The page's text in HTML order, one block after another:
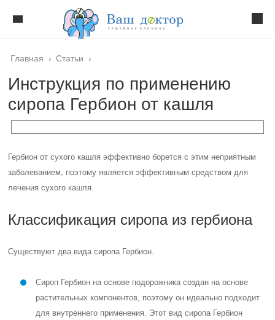
Главная › Статьи ›
Инструкция по применению
сиропа Гербион от кашля
Гербион от сухого кашля эффективно борется с этим неприятным
заболеванием, поэтому является эффективным средством для
лечения сухого кашля.
Классификация сиропа из гербиона
Существуют два вида сиропа Гербион.
Сироп Гербион на основе подорожника создан на основе
растительных компонентов, поэтому он идеально подходит
для внутреннего применения. Этот вид сиропа Гербион